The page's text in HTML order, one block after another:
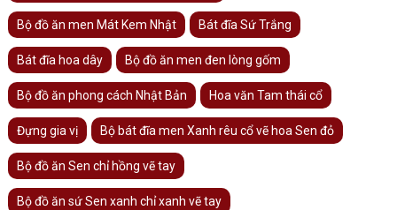
Bộ đồ ăn men Mát Kem Nhật Bát đĩa Sứ Trắng
Bát đĩa hoa dây Bộ đồ ăn men đen lòng gốm
Bộ đồ ăn phong cách Nhật Bản Hoa văn Tam thái cổ
Đựng gia vị Bộ bát đĩa men Xanh rêu cổ vẽ hoa Sen đỏ
Bộ đồ ăn Sen chỉ hồng vẽ tay
Bộ đồ ăn sứ Sen xanh chỉ xanh vẽ tay